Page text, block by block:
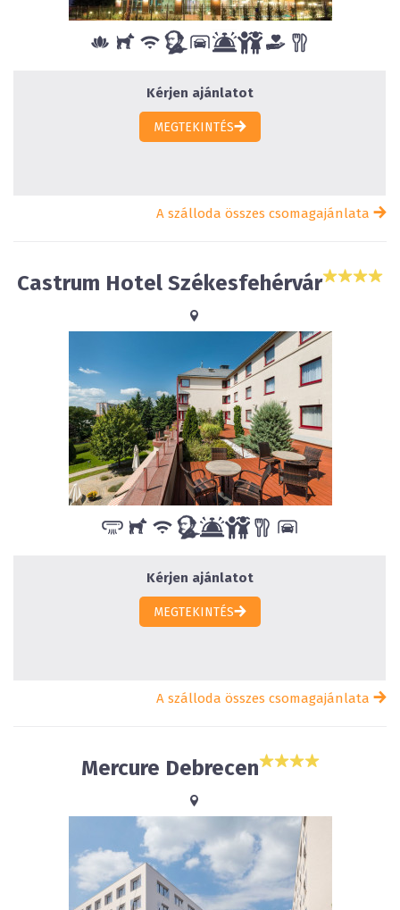
Kérjen ajánlatot
MEGTEKINTÉS
A szálloda összes csomagajánlata
Castrum Hotel Székesfehérvár
Kérjen ajánlatot
MEGTEKINTÉS
A szálloda összes csomagajánlata
Mercure Debrecen